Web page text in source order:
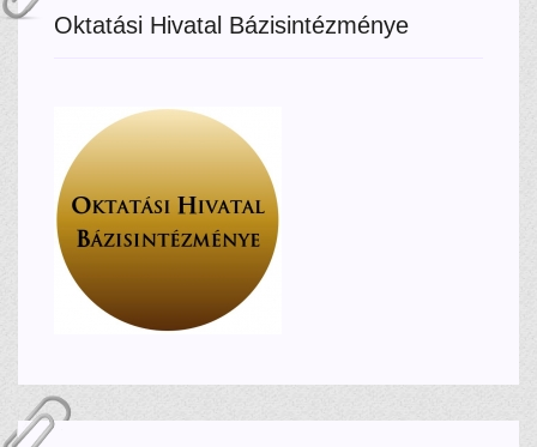
Oktatási Hivatal Bázisintézménye